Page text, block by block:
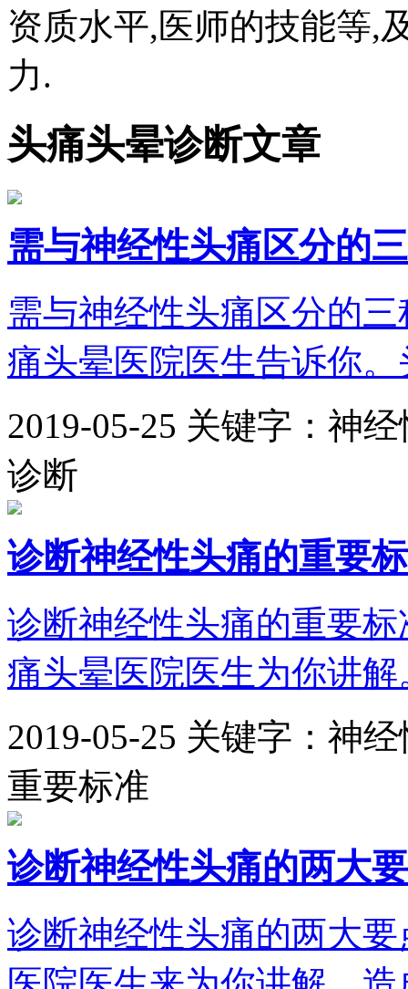
资质水平,医师的技能等,
力.
头痛头晕诊断文章
需与神经性头痛区分的
需与神经性头痛区分的
痛头晕医院医生告诉你
2019-05-25 关键字：神
诊断
诊断神经性头痛的重要
诊断神经性头痛的重要
痛头晕医院医生为你讲
2019-05-25 关键字：神
重要标准
诊断神经性头痛的两大
诊断神经性头痛的两大